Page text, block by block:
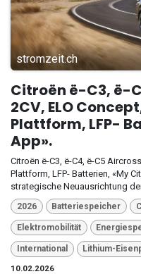
stromzeit.ch
Citroën ë-C3, ë-
2CV, ELO
Plattform, LFP-
App».
Citroën ë-C3, ë-C4, ë-C5
Plattform, LFP- Batterien, «My
strategische Neuausrichtung der
2026 Batteriespeicher
Elektromobilität
International
Lithium-
10.02.2026